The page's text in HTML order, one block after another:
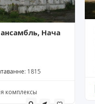
Нача
1815
комплексы